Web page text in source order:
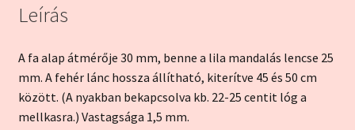
Leírás
A fa alap átmérője 30 mm, benne a lila mandalás lencse 25
mm. A fehér lánc hossza állítható, kiterítve 45 és 50 cm
között. (A nyakban bekapcsolva kb. 22-25 centit lóg a
mellkasra.) Vastagsága 1,5 mm.